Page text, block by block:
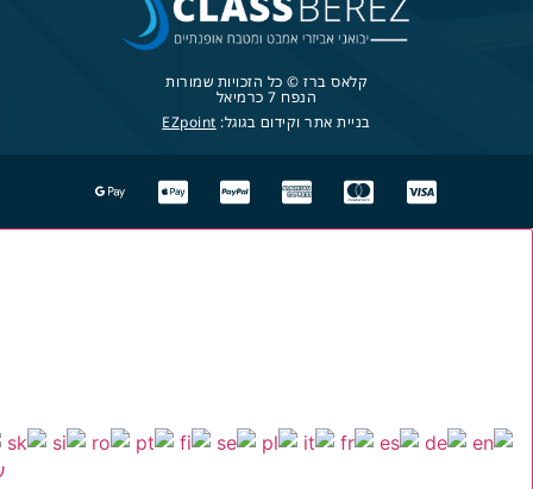
קלאס ברז © כל הזכויות שמורות
הנפח 7 כרמיאל
בניית אתר וקידום בגוגל: EZpoint